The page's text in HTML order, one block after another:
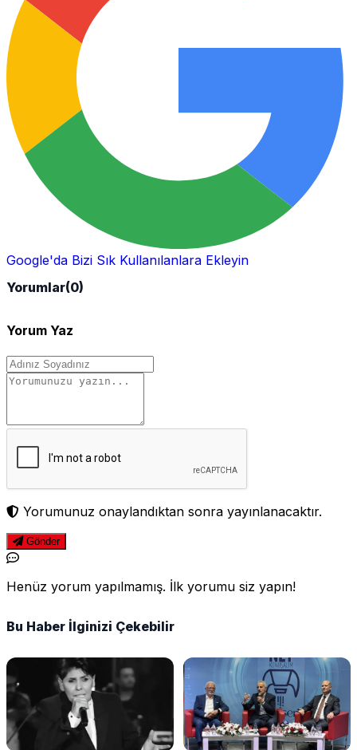
Google'da Bizi Sık Kullanılanlara Ekleyin
Yorumlar(0)
Yorum Yaz
Yorumunuz onaylandıktan sonra yayınlanacaktır.
Gönder
Henüz yorum yapılmamış. İlk yorumu siz yapın!
Bu Haber İlginizi Çekebilir